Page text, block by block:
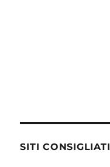
SITI CONSIGLIATI